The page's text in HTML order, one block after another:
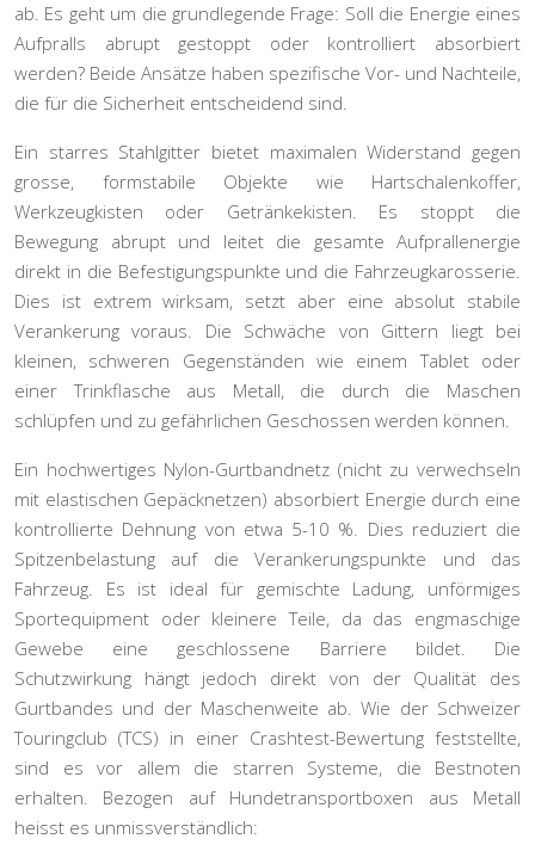
ab. Es geht um die grundlegende Frage: Soll die Energie eines
Aufpralls abrupt gestoppt oder kontrolliert absorbiert
werden? Beide Ansätze haben spezifische Vor- und Nachteile,
die für die Sicherheit entscheidend sind.
Ein starres Stahlgitter bietet maximalen Widerstand gegen
grosse, formstabile Objekte wie Hartschalenkoffer,
Werkzeugkisten oder Getränkekisten. Es stoppt die
Bewegung abrupt und leitet die gesamte Aufprallenergie
direkt in die Befestigungspunkte und die Fahrzeugkarosserie.
Dies ist extrem wirksam, setzt aber eine absolut stabile
Verankerung voraus. Die Schwäche von Gittern liegt bei
kleinen, schweren Gegenständen wie einem Tablet oder
einer Trinkflasche aus Metall, die durch die Maschen
schlüpfen und zu gefährlichen Geschossen werden können.
Ein hochwertiges Nylon-Gurtbandnetz (nicht zu verwechseln
mit elastischen Gepäcknetzen) absorbiert Energie durch eine
kontrollierte Dehnung von etwa 5-10 %. Dies reduziert die
Spitzenbelastung auf die Verankerungspunkte und das
Fahrzeug. Es ist ideal für gemischte Ladung, unförmiges
Sportequipment oder kleinere Teile, da das engmaschige
Gewebe eine geschlossene Barriere bildet. Die
Schutzwirkung hängt jedoch direkt von der Qualität des
Gurtbandes und der Maschenweite ab. Wie der Schweizer
Touringclub (TCS) in einer Crashtest-Bewertung feststellte,
sind es vor allem die starren Systeme, die Bestnoten
erhalten. Bezogen auf Hundetransportboxen aus Metall
heisst es unmissverständlich: